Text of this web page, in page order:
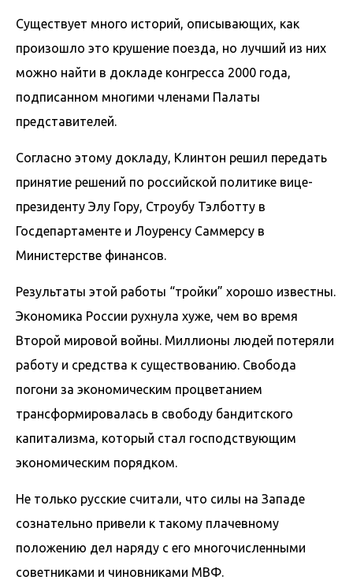
Существует много историй, описывающих, как
произошло это крушение поезда, но лучший из них
можно найти в докладе конгресса 2000 года,
подписанном многими членами Палаты
представителей.
Согласно этому докладу, Клинтон решил передать
принятие решений по российской политике вице-
президенту Элу Гору, Строубу Тэлботту в
Госдепартаменте и Лоуренсу Саммерсу в
Министерстве финансов.
Результаты этой работы “тройки” хорошо известны.
Экономика России рухнула хуже, чем во время
Второй мировой войны. Миллионы людей потеряли
работу и средства к существованию. Свобода
погони за экономическим процветанием
трансформировалась в свободу бандитского
капитализма, который стал господствующим
экономическим порядком.
Не только русские считали, что силы на Западе
сознательно привели к такому плачевному
положению дел наряду с его многочисленными
советниками и чиновниками МВФ.